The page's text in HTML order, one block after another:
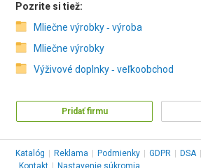
Pozrite si tiež:
Mliečne výrobky ‑ výroba
Mliečne výrobky
Výživové doplnky ‑ veľkoobchod
Pridať firmu
Katalóg Reklama Podmienky GDPR DSA
Kontakt
Nastavenie súkromia